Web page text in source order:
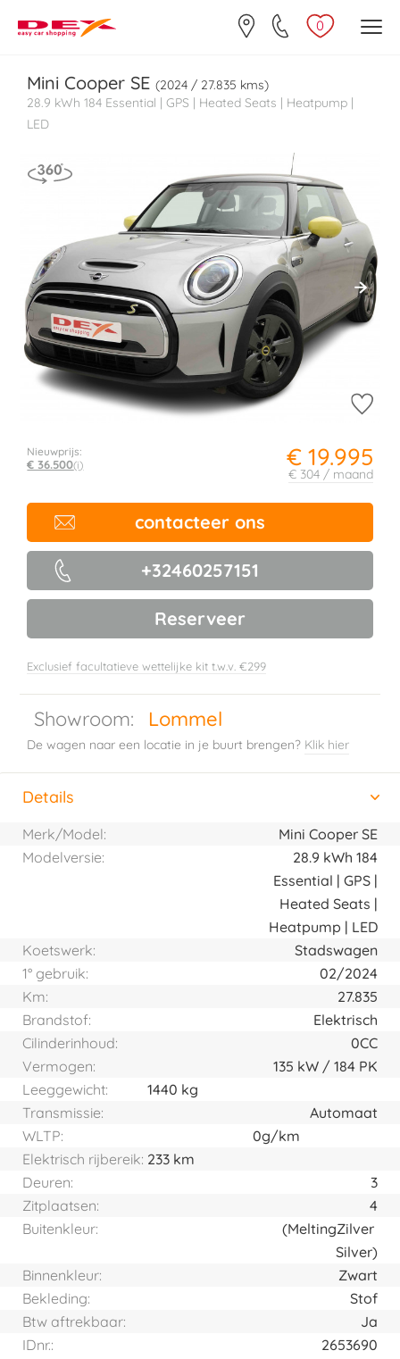
0
Mini Cooper SE (2024 / 27.835 kms)
28.9 kWh 184 Essential | GPS | Heated Seats | Heatpump |
LED
€ 19.995
€ 304 / maand
Nieuwprijs:
€ 36.500(i)
contacteer ons
+32460257151
Reserveer
Exclusief facultatieve wettelijke kit t.w.v. €299
Showroom: Lommel
De wagen naar een locatie in je buurt brengen? Klik hier
Horizontal tab group
Details
Merk/Model:
Mini Cooper SE
Modelversie:
28.9 kWh 184
Essential | GPS |
Heated Seats |
Heatpump | LED
Koetswerk:
Stadswagen
1° gebruik:
02/2024
Km:
27.835
Brandstof:
Elektrisch
Cilinderinhoud:
0CC
Vermogen:
135 kW 184PK
Leeggewicht:
1440 kg
Transmissie:
Automaat
WLTP:
0g/km
Elektrisch rijbereik: 233 km
Deuren:
3
Zitplaatsen:
4
Buitenkleur:
Zilver
(Melting
Silver)
Binnenkleur:
Zwart
Bekleding:
Stof
Btw aftrekbaar:
Ja
IDnr.:
2653690